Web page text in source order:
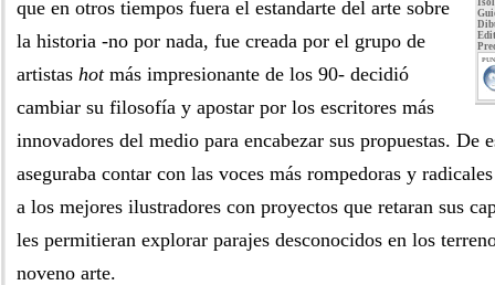
que en otros tiempos fuera el estandarte del arte sobre
la historia -no por nada, fue creada por el grupo de
artistas hotmás impresionante de los 90- decidió
cambiar su filosofía y apostar por los escritores más
innovadores del medio para encabezar sus propuestas. De
aseguraba contar con las voces más rompedoras y
a los mejores ilustradores con proyectos que retaran sus
les permitieran explorar parajes desconocidos en los
noveno arte.